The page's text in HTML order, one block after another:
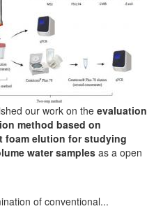
our work on the evaluation
method based on
foam elution for studying
water samples as a open
of conventional...